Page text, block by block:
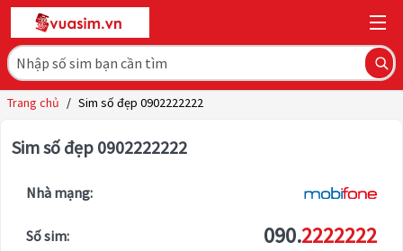
Trang chủ / Sim số đẹp 0902222222
Sim số đẹp 0902222222
Nhà mạng:
Số sim: 090.2222222